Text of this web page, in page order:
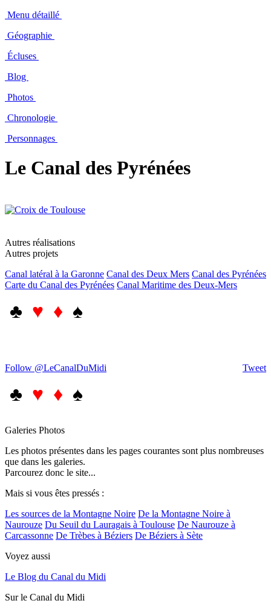
Menu détaillé
Géographie
Écluses
Blog
Photos
Chronologie
Personnages
Le Canal des Pyrénées
Autres réalisations
Autres projets
Canal latéral à la Garonne Canal des Deux Mers Canal des Pyrénées
Carte du Canal des Pyrénées Canal Maritime des Deux-Mers
♣ ♥ ♦ ♠
Tweet
Follow @LeCanalDuMidi
♣ ♥ ♦ ♠
Galeries Photos
Les photos présentes dans les pages courantes sont plus nombreuses
que dans les galeries.
Parcourez donc le site...
Mais si vous êtes pressés :
Les sources de la Montagne Noire De la Montagne Noire à
Naurouze Du Seuil du Lauragais à Toulouse De Naurouze à
Carcassonne De Trèbes à Béziers De Béziers à Sète
Voyez aussi
Le Blog du Canal du Midi
Sur le Canal du Midi